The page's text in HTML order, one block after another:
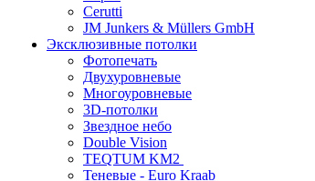
Cerutti
JM Junkers & Müllers GmbH
Эксклюзивные потолки
Фотопечать
Двухуровневые
Многоуровневые
3D-потолки
Звездное небо
Double Vision
TEQTUM KM2
Теневые - Euro Kraab